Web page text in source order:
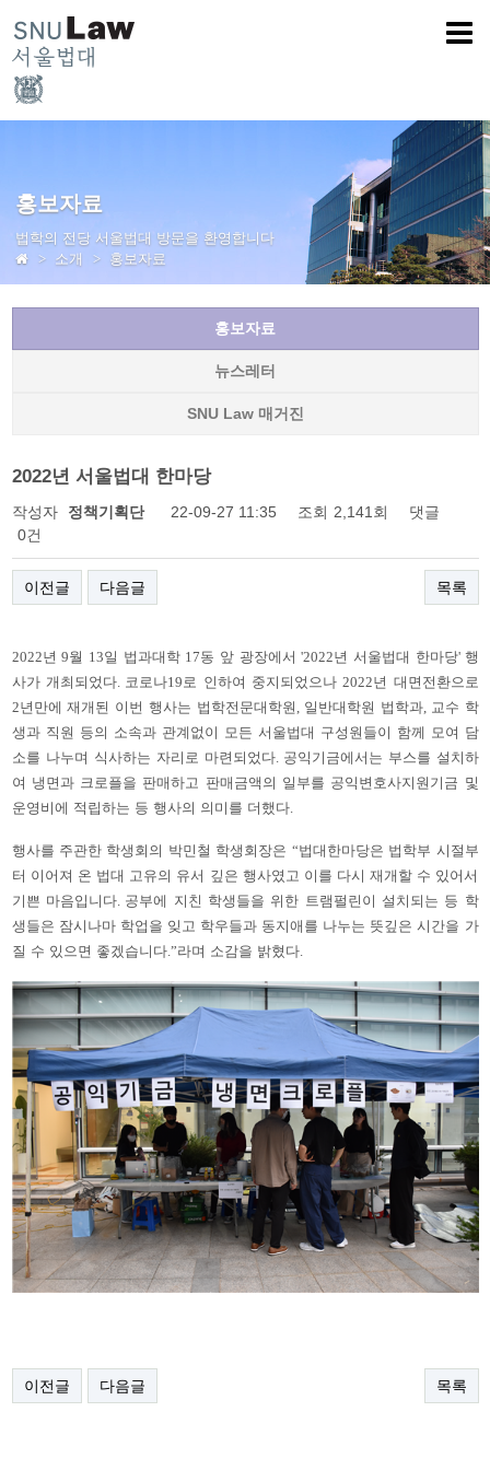
홍보자료
법학의 전당 서울법대 방문을 환영합니다
소개
홍보자료
홍보자료
뉴스레터
SNU Law 매거진
2022년 서울법대 한마당
작성자 정책기획단 22-09-27 11:35 조회 2,141회
댓글
0건
이전글 다음글 목록
2022년9월 13일 법과대학 17동 앞 광장에서'2022년 서울법대 한마당' 행
사가 개최되었다. 코로나19로 인하여 중지되었으나2022년 대면전환으로
2년만에 재개된 이번 행사는 법학전문대학원 , 일반대학원 법학과, 교수 학
생과 직원 등의 소속과 관계없이 모든 서울법대 구성원들이 함께 모여 담
소를 나누며 식사하는 자리로 마련되었다. 공익기금에서는 부스를 설치하
여 냉면과 크로플을 판매하고 판매금액의 일부를 공익변호사지원기금 및
운영비에 적립하는 등 행사의 의미를 더했다.
행사를 주관한 학생회의 박민철 학생회장은 “법대한마당은 법학부 시절부
터 이어져 온 법대 고유의 유서 깊은 행사였고 이를 다시 재개할 수 있어서
기쁜 마음입니다. 공부에 지친 학생들을 위한 트램펄린이 설치되는 등 학
생들은 잠시나마 학업을 잊고 학우들과 동지애를 나누는 뜻깊은 시간을 가
질 수 있으면 좋겠습니다.”라며 소감을 밝혔다.
이전글 다음글 목록